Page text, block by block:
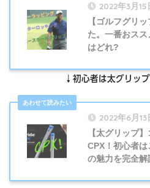
2022年3月15
【ゴルフグリ
た。一番おス
はどれ?
↓初心者は太グリッ
2022年6月13
【太グリップ
CPX！初心者
の魅力を完全解